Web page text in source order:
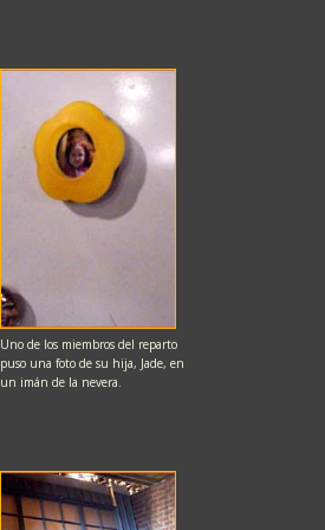
Uno de los miembros del reparto
puso una foto de su hija, Jade, en
un imán de la nevera.